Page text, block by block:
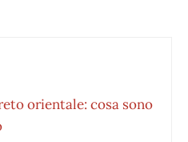
orientale: cosa sono